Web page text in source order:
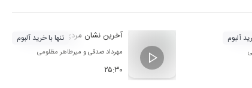
آلبوم آخرین نشان مردی 9
مهرداد صدقیو میرطاهر مظلومی
۲۵:۳۰
تنها با خرید آلبوم